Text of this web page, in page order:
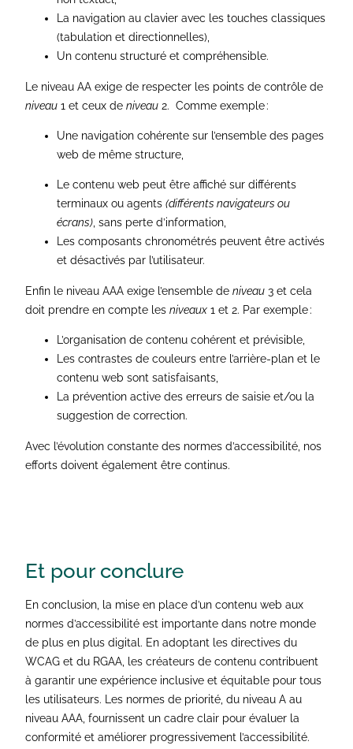
La navigation au clavier avec les touches classiques
(tabulation et directionnelles),
Un contenu structuré et compréhensible.
Le niveau AA exige de respecter les points de contrôle de
niveau 1 et ceux deniveau 2. Comme exemple :
Une navigation cohérente sur l’ensemble des pages
web de même structure,
Le contenu web peut être affiché sur différents
terminaux ou agents(différents navigateurs ou
écrans), sans perte d’information,
Les composants chronométrés peuvent être activés
et désactivés par l’utilisateur.
Enfin le niveau AAA exige l’ensemble deniveau 3 et cela
doit prendre en compte lesniveaux 1 et 2. Par exemple :
L’organisation de contenu cohérent et prévisible,
Les contrastes de couleurs entre l’arrière-plan et le
contenu web sont satisfaisants,
La prévention active des erreurs de saisie et/ou la
suggestion de correction.
Avec l’évolution constante des normes d’accessibilité, nos
efforts doivent également être continus.
Et pour conclure
En conclusion, la mise en place d’un contenu web aux
normes d’accessibilité est importante dans notre monde
de plus en plus digital. En adoptant les directives du
WCAG et du RGAA, les créateurs de contenu contribuent
à garantir une expérience inclusive et équitable pour tous
les utilisateurs. Les normes de priorité, du niveau A au
niveau AAA, fournissent un cadre clair pour évaluer la
conformité et améliorer progressivement l’accessibilité.